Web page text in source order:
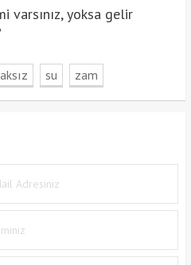
varsınız, yoksa gelir
su zam